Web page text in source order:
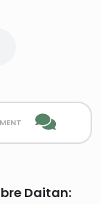
Daitan: